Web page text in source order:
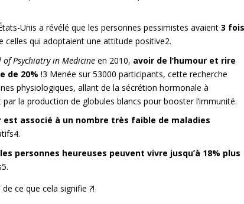
Unis a révélé que les personnes pessimistes avaient3
celles qui adoptaient une attitude positive2.
Psychiatry in Medicine en 2010, avoir de l’humour et rire
de 20% !3 Menée sur 53000 participants, cette recherche
physiologiques, allant de la sécrétion hormonale à
la production de globules blancs pour booster l’immunité.
est associé à un nombre très faible de maladies
4.
les personnes heureuses peuvent vivre jusqu’à 18% plus
5.
ce que cela signifie ?!